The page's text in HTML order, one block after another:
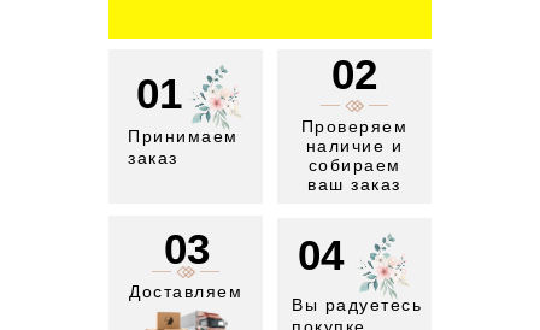
01
Принимаем
заказ
02
Проверяем
наличие и
собираем
ваш заказ
03
Доставляем
04
Вы радуетесь